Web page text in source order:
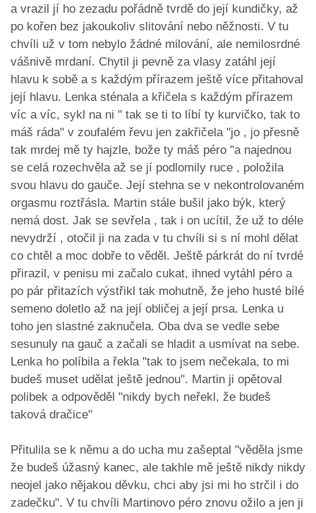
a vrazil jí ho zezadu pořádně tvrdě do její kundičky, až
po kořen bez jakoukoliv slitování nebo něžnosti. V tu
chvíli už v tom nebylo žádné milování, ale nemilosrdné
vášnivě mrdaní. Chytil ji pevně za vlasy zatáhl její
hlavu k sobě a s každým přírazem ještě více přitahoval
její hlavu. Lenka sténala a křičela s každým přírazem
víc a víc, sykl na ni " tak se ti to líbí ty kurvičko, tak to
máš ráda" v zoufalém řevu jen zakřičela "jo , jo přesně
tak mrdej mě ty hajzle, bože ty máš péro "a najednou
se celá rozechvěla až se jí podlomily ruce , položila
svou hlavu do gauče. Její stehna se v nekontrolovaném
orgasmu roztřásla. Martin stále bušil jako býk, který
nemá dost. Jak se sevřela , tak i on ucítil, že už to déle
nevydrží , otočil ji na zada v tu chvíli si s ní mohl dělat
co chtěl a moc dobře to věděl. Ještě párkrát do ní tvrdé
přirazil, v penisu mi začalo cukat, ihned vytáhl péro a
po pár přitazích výstřikl tak mohutně, že jeho husté bílé
semeno doletlo až na její obličej a její prsa. Lenka u
toho jen slastné zaknučela. Oba dva se vedle sebe
sesunuly na gauč a začali se hladit a usmívat na sebe.
Lenka ho políbila a řekla "tak to jsem nečekala, to mi
budeš muset udělat ještě jednou". Martin ji opětoval
polibek a odpověděl "nikdy bych neřekl, že budeš
taková dračice"
Přitulila se k němu a do ucha mu zašeptal "věděla jsme
že budeš úžasný kanec, ale takhle mě ještě nikdy nikdy
neojel jako nějakou děvku, chci aby jsi mi ho strčil i do
zadečku". V tu chvíli Martinovo péro znovu ožilo a jen ji